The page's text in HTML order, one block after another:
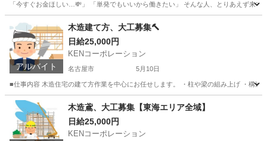
「今すぐお金ほしい…💸」 「単発でもいいから働きたい」 そんな人、とりあえず来
愛知 鳶職 建築現場
アルバイト
木造建て方、大工募集🔨
日給25,000円
KENコーポレーション
名古屋市 5月10日
■仕事内容 木造住宅の建て方作業を中心にお任せします。 ・柱や梁の組み上げ ・
愛知 大工 建築現場
木造鳶、大工募集【東海エリア全域】
日給25,000円
KENコーポレーション